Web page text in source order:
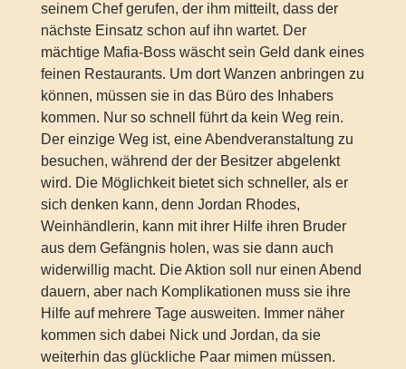
seinem Chef gerufen, der ihm mitteilt, dass der
nächste Einsatz schon auf ihn wartet. Der
mächtige Mafia-Boss wäscht sein Geld dank eines
feinen Restaurants. Um dort Wanzen anbringen zu
können, müssen sie in das Büro des Inhabers
kommen. Nur so schnell führt da kein Weg rein.
Der einzige Weg ist, eine Abendveranstaltung zu
besuchen, während der der Besitzer abgelenkt
wird. Die Möglichkeit bietet sich schneller, als er
sich denken kann, denn Jordan Rhodes,
Weinhändlerin, kann mit ihrer Hilfe ihren Bruder
aus dem Gefängnis holen, was sie dann auch
widerwillig macht. Die Aktion soll nur einen Abend
dauern, aber nach Komplikationen muss sie ihre
Hilfe auf mehrere Tage ausweiten. Immer näher
kommen sich dabei Nick und Jordan, da sie
weiterhin das glückliche Paar mimen müssen.